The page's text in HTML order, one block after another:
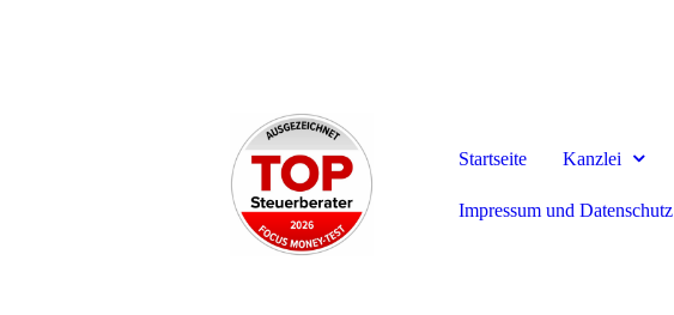
Startseite Kanzlei
Impressum und Datenschutz